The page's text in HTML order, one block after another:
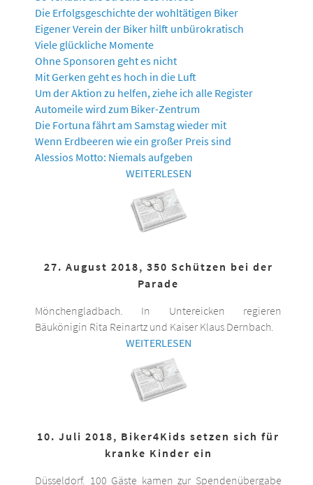
Die Erfolgsgeschichte der wohltätigen Biker
Eigener Verein der Biker hilft unbürokratisch
Viele glückliche Momente
Ohne Sponsoren geht es nicht
Mit Gerken geht es hoch in die Luft
Um der Aktion zu helfen, ziehe ich alle Register
Automeile wird zum Biker-Zentrum
Die Fortuna fährt am Samstag wieder mit
Wenn Erdbeeren wie ein großer Preis sind
Alessios Motto: Niemals aufgeben
WEITERLESEN
27. August 2018, 350 Schützen bei der
Parade
Mönchengladbach. In Untereicken regieren
Bäukönigin Rita Reinartz und Kaiser Klaus Dernbach.
WEITERLESEN
10. Juli 2018, Biker4Kids setzen sich für
kranke Kinder ein
Düsseldorf. 100 Gäste kamen zur Spendenübergabe